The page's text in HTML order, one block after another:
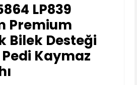
LP839
Premium
Bilek Desteği
Kaymaz